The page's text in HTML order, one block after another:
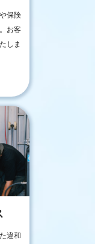
保険
お客
しま
違和